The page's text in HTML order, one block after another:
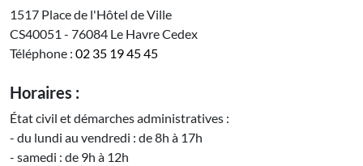
1517 Place de l'Hôtel de Ville
CS40051 - 76084 Le Havre Cedex
Téléphone : 02 35 19 45 45
Horaires :
État civil et démarches administratives :
- du lundi au vendredi : de 8h à 17h
- samedi : de 9h à 12h